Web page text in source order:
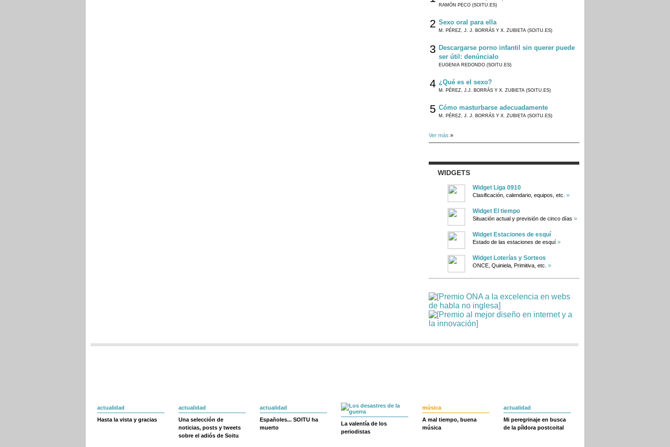
RAMÓN PECO (SOITU.ES)
2 Sexo oral para ella
M. PÉREZ, J. J. BORRÁS Y X. ZUBIETA (SOITU.ES)
3 Descargarse porno infantil sin querer puede
ser útil: denúncialo
EUGENIA REDONDO (SOITU.ES)
4 ¿Qué es el sexo?
M. PÉREZ, J.J. BORRÁS Y X. ZUBIETA (SOITU.ES)
5 Cómo masturbarse adecuadamente
M. PÉREZ, J. J. BORRÁS Y X. ZUBIETA (SOITU.ES)
Ver más »
WIDGETS
Widget Liga 0910
Clasificación, calendario, equipos, etc. »
Widget El tiempo
Situación actual y previsión de cinco días »
Widget Estaciones de esquí
Estado de las estaciones de esquí »
Widget Loterías y Sorteos
ONCE, Quiniela, Primitiva, etc. »
actualidad
Hasta la vista y gracias
actualidad
Una selección de
noticias, posts y tweets
sobre el adiós de Soitu
actualidad
Españoles... SOITU ha
muerto
La valentía de los
periodistas
música
A mal tiempo, buena
música
actualidad
Mi peregrinaje en busca
de la píldora postcoital